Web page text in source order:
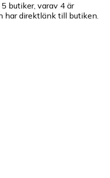
butiker, varav 4 är
har direktlänk till butiken.